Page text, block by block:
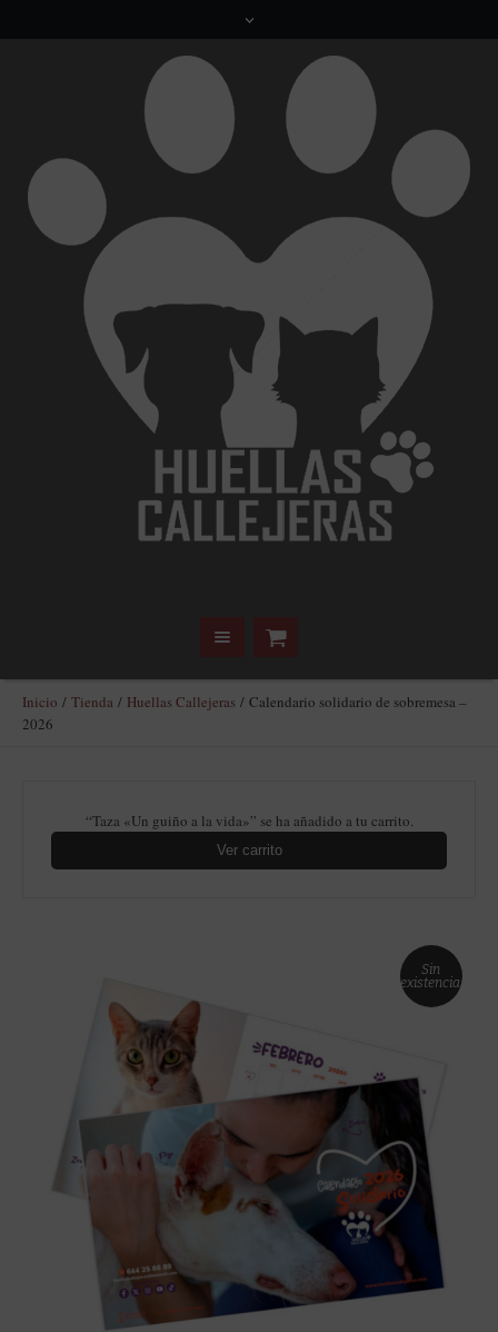
Inicio / Tienda / Huellas Callejeras / Calendario solidario de sobremesa –
2026
“Taza «Un guiño a la vida»” se ha añadido a tu carrito.
Ver carrito
Sin
existencias